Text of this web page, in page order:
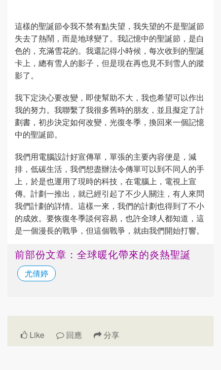
這樣的聖誕節令我不禁有點失望，我失望的不是聖誕節
失去了熱鬧，而是地球變了。我記憶中的聖誕節，是白
色的，充滿雪花的。我還記得小時候，每次收到的聖誕
卡上，總有雪人的影子，但是現在再也見不到雪人的蹤
影了。
我下定決心要改變，即使幫助不大，我也希望可以作出
我的努力。我聯繫了我很多舊時的朋友，並且擬定了計
劃書，初步決定如何改變，光復冬季，換回來一個記憶
中的聖誕節。
我們用電腦設計好宣傳單，單張的主要內容便是，減
排，低碳生活，我們想盡辦法令傳單可以到不同人的手
上，於是也運用了現時的科技，在電腦上，電視上宣
傳。計劃一推出，就已經引起了不少人關注，有人來問
我們計劃的詳情。這樣一來，我們的計劃也得到了不小
的成效。要恢復冬季談何容易，也許全球人都知道，這
是一個漫長的戰爭，但這個戰爭，就由我們開始打響。
前部份文章：全球暖化帶來的炎熱聖誕
尤倩婷
Like 回應 分享